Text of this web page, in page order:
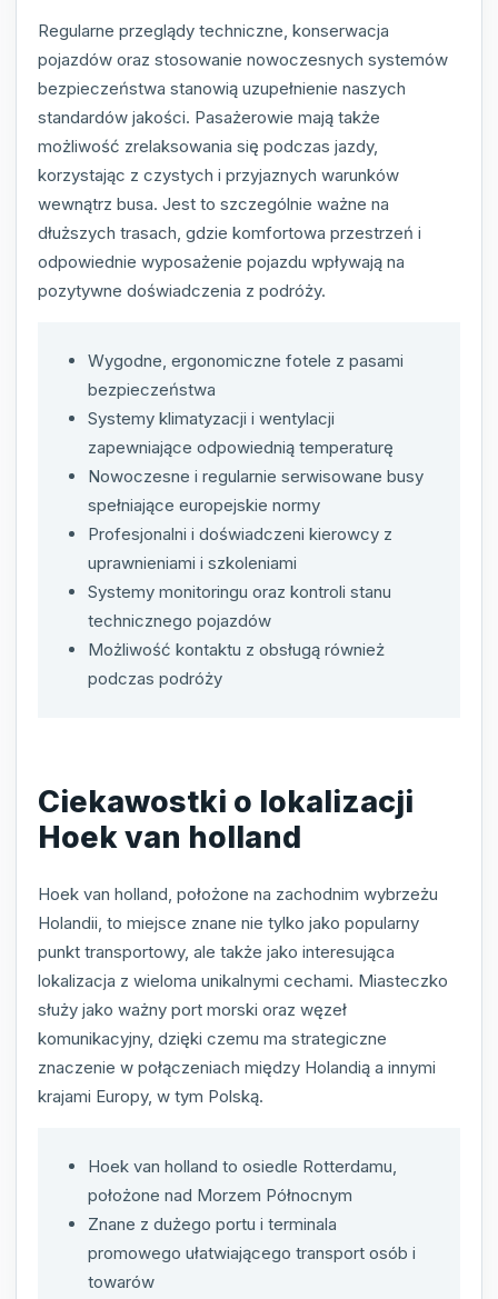
Regularne przeglądy techniczne, konserwacja
pojazdów oraz stosowanie nowoczesnych systemów
bezpieczeństwa stanowią uzupełnienie naszych
standardów jakości. Pasażerowie mają także
możliwość zrelaksowania się podczas jazdy,
korzystając z czystych i przyjaznych warunków
wewnątrz busa. Jest to szczególnie ważne na
dłuższych trasach, gdzie komfortowa przestrzeń i
odpowiednie wyposażenie pojazdu wpływają na
pozytywne doświadczenia z podróży.
Wygodne, ergonomiczne fotele z pasami
bezpieczeństwa
Systemy klimatyzacji i wentylacji
zapewniające odpowiednią temperaturę
Nowoczesne i regularnie serwisowane busy
spełniające europejskie normy
Profesjonalni i doświadczeni kierowcy z
uprawnieniami i szkoleniami
Systemy monitoringu oraz kontroli stanu
technicznego pojazdów
Możliwość kontaktu z obsługą również
podczas podróży
Ciekawostki o lokalizacji
Hoek van holland
Hoek van holland, położone na zachodnim wybrzeżu
Holandii, to miejsce znane nie tylko jako popularny
punkt transportowy, ale także jako interesująca
lokalizacja z wieloma unikalnymi cechami. Miasteczko
służy jako ważny port morski oraz węzeł
komunikacyjny, dzięki czemu ma strategiczne
znaczenie w połączeniach między Holandią a innymi
krajami Europy, w tym Polską.
Hoek van holland to osiedle Rotterdamu,
położone nad Morzem Północnym
Znane z dużego portu i terminala
promowego ułatwiającego transport osób i
towarów